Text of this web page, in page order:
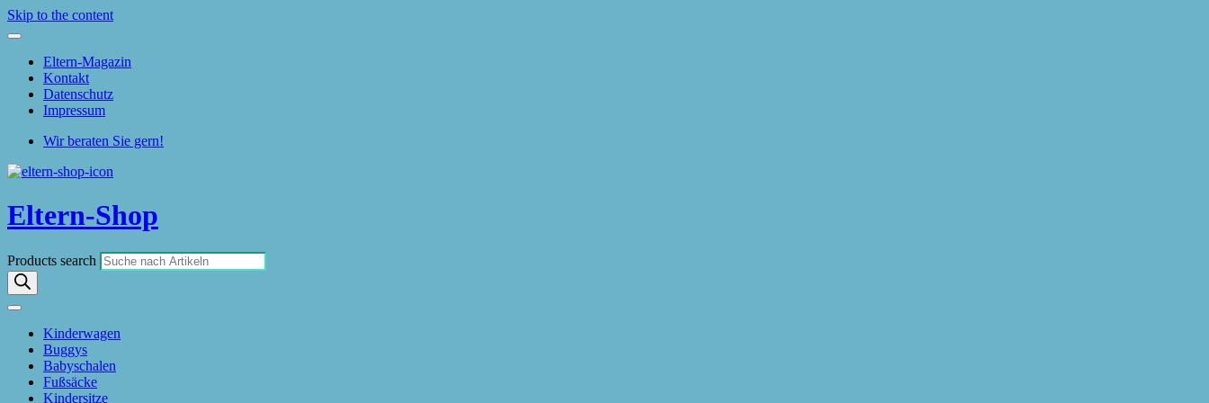
Skip to the content
Eltern-Magazin
Kontakt
Datenschutz
Impressum
Wir beraten Sie gern!
Eltern-Shop
Products search
Kinderwagen
Buggys
Babyschalen
Fußsäcke
Kindersitze